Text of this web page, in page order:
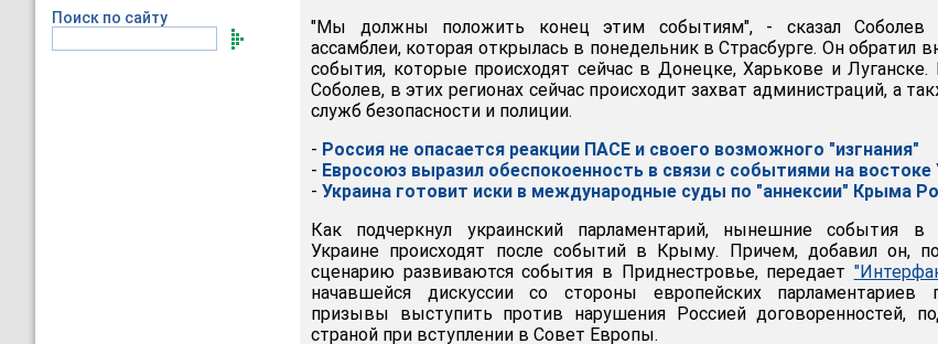
Поиск по сайту
"Мы должны положить конец этим событиям", - сказал Соболев
ассамблеи, которая открылась в понедельник в Страсбурге. Он обратил
события, которые происходят сейчас в Донецке, Харькове и Луганске.
Соболев, в этих регионах сейчас происходит захват администраций, а
служб безопасности и полиции.
- Россия не опасается реакции ПАСЕ и своего возможного "изгнания"
- Евросоюз выразил обеспокоенность в связи с событиями на востоке
- Украина готовит иски в международные суды по "аннексии" Крыма
Как подчеркнул украинский парламентарий, нынешние события в
Украине происходят после событий в Крыму. Причем, добавил он,
сценарию развиваются события в Приднестровье, передает
начавшейся дискуссии со стороны европейских парламентариев
призывы выступить против нарушения Россией договоренностей,
страной при вступлении в Совет Европы.